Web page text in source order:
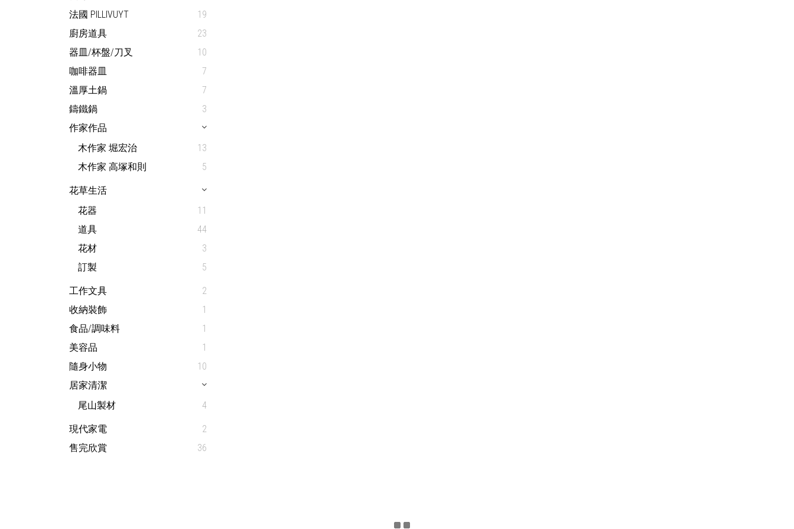
法國 PILLIVUYT
19
廚房道具
23
器皿/杯盤/刀叉
10
咖啡器皿
7
溫厚土鍋
7
鑄鐵鍋
3
作家作品
木作家 堀宏治
13
木作家 高塚和則
5
花草生活
花器
11
道具
44
花材
3
訂製
5
工作文具
2
收納裝飾
1
食品/調味料
1
美容品
1
隨身小物
10
居家清潔
尾山製材
4
現代家電
2
售完欣賞
36